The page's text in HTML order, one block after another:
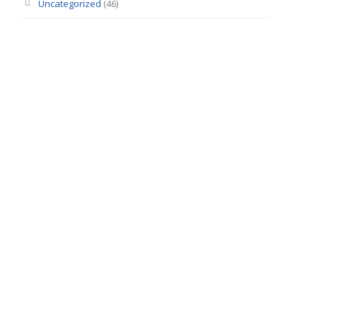
Uncategorized (46)